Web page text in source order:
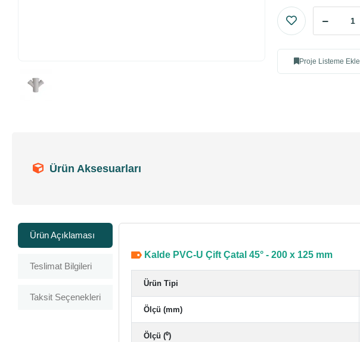
Proje Listeme Ekle
Ürün Aksesuarları
Ürün Açıklaması
Teslimat Bilgileri
Taksit Seçenekleri
Kalde PVC-U Çift Çatal 45° - 200 x 125 mm
Ürün Tipi
Ölçü (mm)
Ölçü (⁰)